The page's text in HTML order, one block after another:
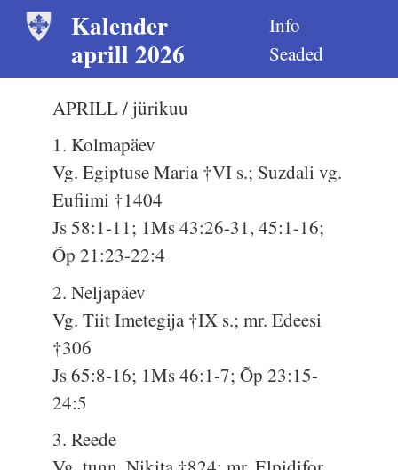
Kalender
aprill 2026
Info
Seaded
APRILL / jürikuu
1. Kolmapäev
Vg. Egiptuse Maria †VI s.; Suzdali vg.
Eufiimi †1404
Js 58:1-11; 1Ms 43:26-31, 45:1-16;
Õp 21:23-22:4
2. Neljapäev
Vg. Tiit Imetegija †IX s.; mr. Edeesi
†306
Js 65:8-16; 1Ms 46:1-7; Õp 23:15-
24:5
3. Reede